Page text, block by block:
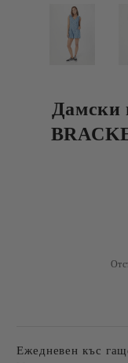
Дамски
Ежедневен къс